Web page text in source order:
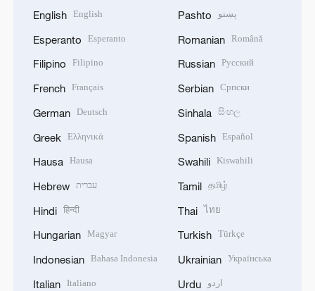
English English
Esperanto Esperanto
Filipino Filipino
French Français
German Deutsch
Greek Ελληνικά
Hausa Hausa
Hebrew עברית
Hindi हिन्दी
Hungarian Magyar
Indonesian Bahasa Indonesia
Italian Italiano
Pashto پښتو
Romanian Română
Russian Русский
Serbian Српски
Sinhala සිංහල
Spanish Español
Swahili Kiswahili
Tamil தமிழ்
Thai ไทย
Turkish Türkçe
Ukrainian Українська
Urdu اردو